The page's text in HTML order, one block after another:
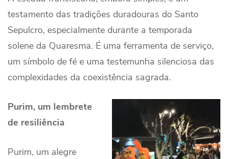
testamento das tradições duradouras do Santo
Sepulcro, especialmente durante a temporada
solene da Quaresma. É uma ferramenta de serviço,
um símbolo de fé e uma testemunha silenciosa das
complexidades da coexistência sagrada.
Purim, um lembrete
de resiliência
Purim, um alegre